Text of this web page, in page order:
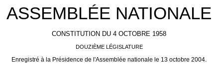
ASSEMBLÉE NATIONALE
CONSTITUTION DU 4 OCTOBRE 1958
DOUZIÈME LÉGISLATURE
Enregistré à la Présidence de l'Assemblée nationale le 13 octobre 2004.